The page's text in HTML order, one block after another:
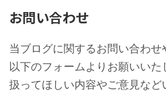
お問い合わせ
当ブログに関するお問い合わせ
以下のフォームよりお願いいた
扱ってほしい内容やご意見な